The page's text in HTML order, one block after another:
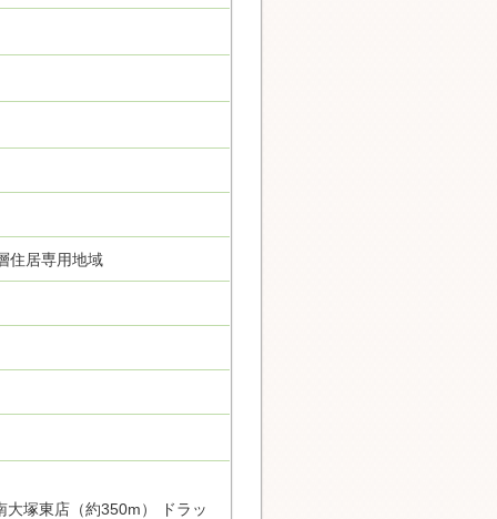
住居専用地域
塚東店（約350m） ドラッ